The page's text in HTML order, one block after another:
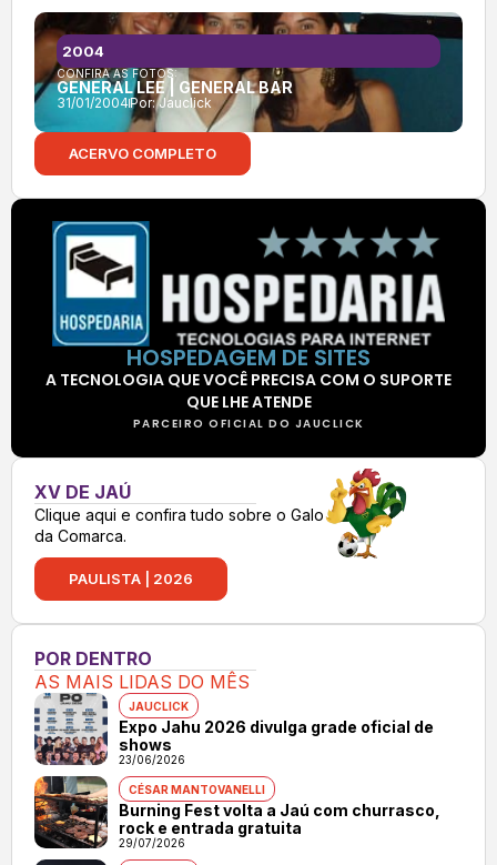
CONFIRA AS FOTOS:
GENERAL LEE | GENERAL BAR
31/01/2004Por:Jauclick
2004
ACERVO COMPLETO
HOSPEDAGEM DE SITES
A TECNOLOGIA QUE VOCÊ PRECISA COM O SUPORTE
QUE LHE ATENDE
PARCEIRO OFICIAL DO JAUCLICK
XV DE JAÚ
Clique aqui e confira tudo sobre o Galo
da Comarca.
PAULISTA | 2026
POR DENTRO
AS MAIS LIDAS DO MÊS
JAUCLICK
Expo Jahu 2026 divulga grade oficial de
shows
23/06/2026
CÉSAR MANTOVANELLI
Burning Fest volta a Jaú com churrasco,
rock e entrada gratuita
29/07/2026